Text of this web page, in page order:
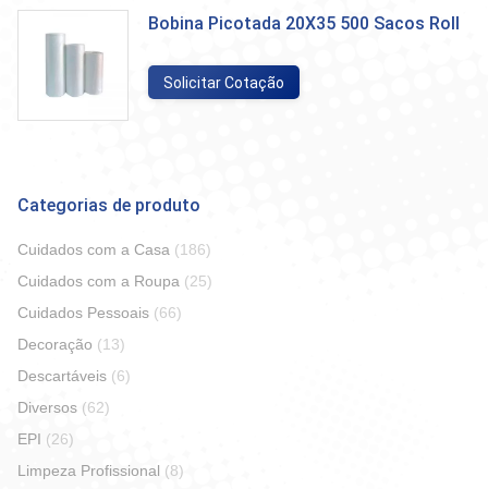
Bobina Picotada 20X35 500 Sacos Roll
Solicitar Cotação
Categorias de produto
Cuidados com a Casa (186)
Cuidados com a Roupa (25)
Cuidados Pessoais (66)
Decoração (13)
Descartáveis (6)
Diversos (62)
EPI (26)
Limpeza Profissional (8)